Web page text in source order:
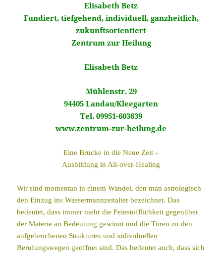
Elisabeth Betz
Fundiert, tiefgehend, individuell, ganzheitlich,
zukunftsorientiert
Zentrum zur Heilung
Elisabeth Betz
Mühlenstr. 29
94405 Landau/Kleegarten
Tel. 09951-603639
www.zentrum-zur-heilung.de
Eine Brücke in die Neue Zeit –
Ausbildung in All-over-Healing
Wir sind momentan in einem Wandel, den man astrologisch
den Einzug ins Wassermannzeitalter bezeichnet. Das
bedeutet, dass immer mehr die Feinstofflichkeit gegenüber
der Materie an Bedeutung gewinnt und die Türen zu den
aufgebrochenen Strukturen und individuellen
Berufungswegen geöffnet sind. Das bedeutet auch, dass sich